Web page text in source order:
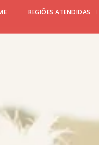
REGIÕES ATENDIDAS